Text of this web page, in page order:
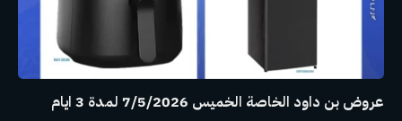
عروض بن داود الخاصة الخميس 7/5/2026 لمدة 3 ايام